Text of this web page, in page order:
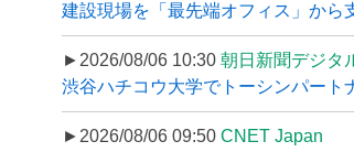
建設現場を「最先端オフィス」から
►2026/08/06 10:30 朝日新聞デジタ
渋谷ハチコウ大学でトーシンパート
►2026/08/06 09:50 CNET Japan